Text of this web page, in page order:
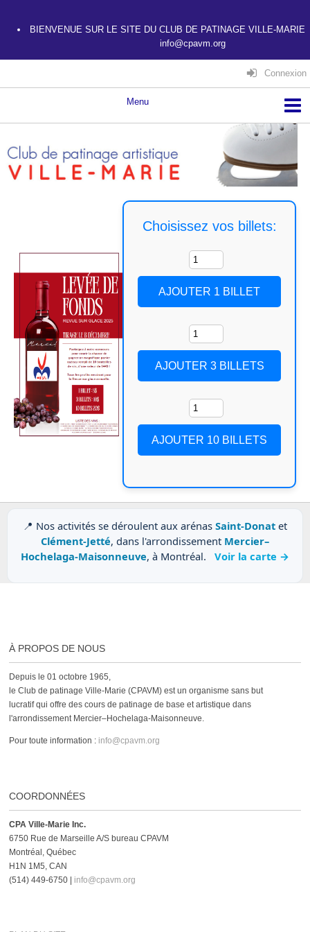
BIENVENUE SUR LE SITE DU CLUB DE PATINAGE VILLE-MARIE
info@cpavm.org
Connexion
Choisissez vos billets:
📍 Nos activités se déroulent aux arénas Saint-Donat et
Clément-Jetté, dans l'arrondissement Mercier–
Hochelaga-Maisonneuve, à Montréal. Voir la carte →
À PROPOS DE NOUS
Depuis le 01 octobre 1965,
le Club de patinage Ville-Marie (CPAVM) est un organisme sans but
lucratif qui offre des cours de patinage de base et artistique dans
l'arrondissement Mercier–Hochelaga-Maisonneuve.
Pour toute information : info@cpavm.org
COORDONNÉES
CPA Ville-Marie Inc.
6750 Rue de Marseille A/S bureau CPAVM
Montréal, Québec
H1N 1M5, CAN
(514) 449-6750 | info@cpavm.org